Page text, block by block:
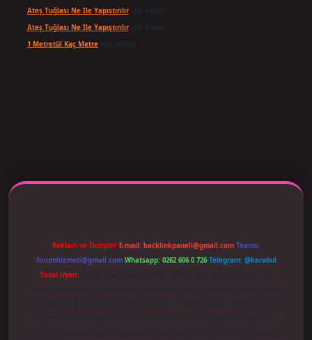
Ateş Tuğlası Ne Ile Yapıştırılıriçin
Ateş Tuğlası Ne Ile Yapıştırılıriçin
1 Metretül Kaç Metreiçin
Reklam ve İletişim: E-mail: backlinkpaneli@gmail.com Teams:
forumhizmeti@gmail.com Whatsapp: 0262 606 0 726 Telegram: @karabul
Yasal Uyarı: